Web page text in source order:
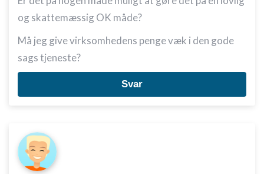
og skattemæssig OK måde?
Må jeg give virksomhedens penge væk i den gode
sags tjeneste?
Svar